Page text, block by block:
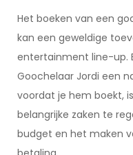
Het boeken van een
kan een geweldige
entertainment line-up.
Goochelaar Jordi een
voordat je hem boekt,
belangrijke zaken te
budget en het maken